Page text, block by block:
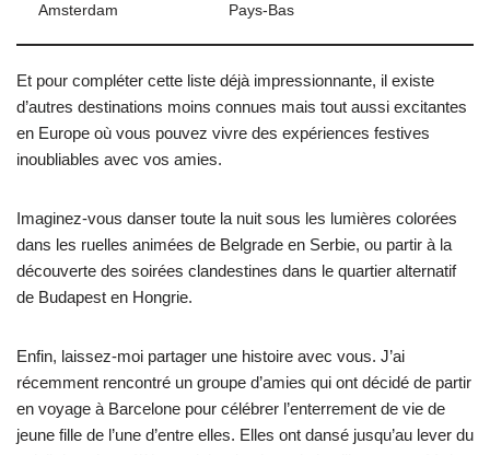
Amsterdam Pays-Bas
Et pour compléter cette liste déjà impressionnante, il existe
d’autres destinations moins connues mais tout aussi excitantes
en Europe où vous pouvez vivre des expériences festives
inoubliables avec vos amies.
Imaginez-vous danser toute la nuit sous les lumières colorées
dans les ruelles animées de Belgrade en Serbie, ou partir à la
découverte des soirées clandestines dans le quartier alternatif
de Budapest en Hongrie.
Enfin, laissez-moi partager une histoire avec vous. J’ai
récemment rencontré un groupe d’amies qui ont décidé de partir
en voyage à Barcelone pour célébrer l’enterrement de vie de
jeune fille de l’une d’entre elles. Elles ont dansé jusqu’au lever du